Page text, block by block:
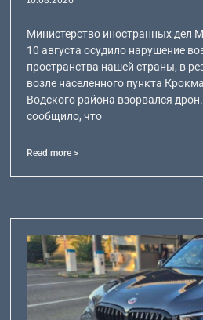
Министерство иностранных
10 августа осудило нарушение
пространства нашей страны, в
возле населенного пункта
Водского района взорвался
сообщило, что
Read more >